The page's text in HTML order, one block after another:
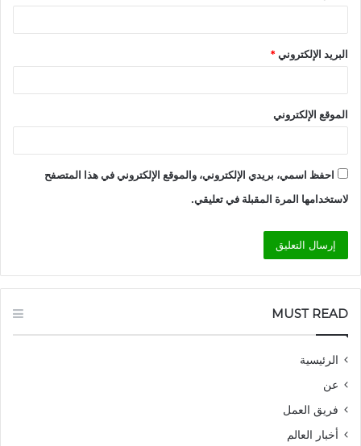
البريد الإلكتروني*
الموقع الإلكتروني
احفظ اسمي، بريدي الإلكتروني، والموقع الإلكتروني في هذا المتصفح
لاستخدامها المرة المقبلة في تعليقي.
MUST READ
الرئيسية
عن
فريق العمل
أخبار العالم